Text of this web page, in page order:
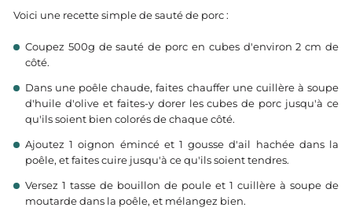
Voici une recette simple de sauté de porc :
Coupez 500g de sauté de porc en cubes d'environ 2 cm de
côté.
Dans une poêle chaude, faites chauffer une cuillère à soupe
d'huile d'olive et faites-y dorer les cubes de porc jusqu'à ce
qu'ils soient bien colorés de chaque côté.
Ajoutez 1 oignon émincé et 1 gousse d'ail hachée dans la
poêle, et faites cuire jusqu'à ce qu'ils soient tendres.
Versez 1 tasse de bouillon de poule et 1 cuillère à soupe de
moutarde dans la poêle, et mélangez bien.